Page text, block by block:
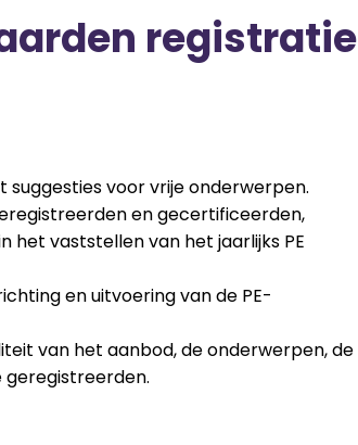
registratie
voor vrije onderwerpen.
en gecertificeerden,
het vaststellen van het jaarlijks PE
en uitvoering van de PE-
van het aanbod, de onderwerpen, de
geregistreerden.